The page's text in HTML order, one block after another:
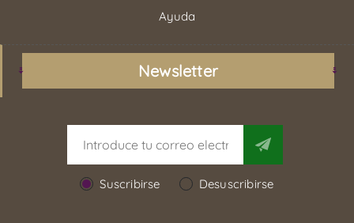
Ayuda
Newsletter
Suscribirse Desuscribirse